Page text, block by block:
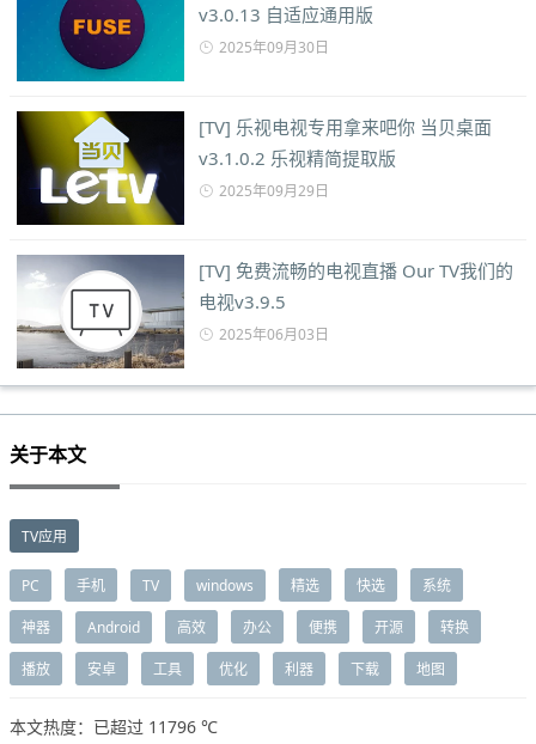
v3.0.13 自适应通用版
2025年09月30日
[TV] 乐视电视专用拿来吧你 当贝桌面
v3.1.0.2 乐视精简提取版
2025年09月29日
[TV] 免费流畅的电视直播 Our TV我们的
电视v3.9.5
2025年06月03日
关于本文
TV应用
PC 手机 TV windows 精选 快选 系统
神器 Android 高效 办公 便携 开源 转换
播放 安卓 工具 优化 利器 下载 地图
本文热度：已超过 11796 ℃